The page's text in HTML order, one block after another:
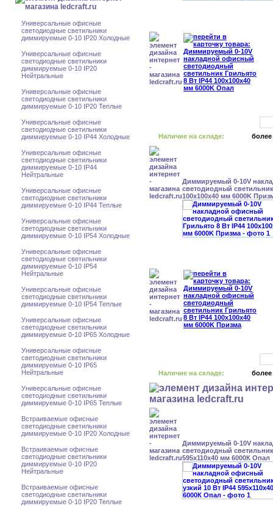
Универсальные офисные
светодиодные светильники
диммируемые 0-10 IP20 Холодные
Универсальные офисные
светодиодные светильники
диммируемые 0-10 IP20
Нейтральные
Универсальные офисные
светодиодные светильники
диммируемые 0-10 IP20 Теплые
Универсальные офисные
светодиодные светильники
диммируемые 0-10 IP44 Холодные
Универсальные офисные
светодиодные светильники
диммируемые 0-10 IP44
Нейтральные
Универсальные офисные
светодиодные светильники
диммируемые 0-10 IP44 Теплые
Универсальные офисные
светодиодные светильники
диммируемые 0-10 IP54 Холодные
Универсальные офисные
светодиодные светильники
диммируемые 0-10 IP54
Нейтральные
Универсальные офисные
светодиодные светильники
диммируемые 0-10 IP54 Теплые
Универсальные офисные
светодиодные светильники
диммируемые 0-10 IP65 Холодные
Универсальные офисные
светодиодные светильники
диммируемые 0-10 IP65
Нейтральные
Универсальные офисные
светодиодные светильники
диммируемые 0-10 IP65 Теплые
Встраиваемые офисные
светодиодные светильники
диммируемые 0-10 IP20 Холодные
Встраиваемые офисные
светодиодные светильники
диммируемые 0-10 IP20
Нейтральные
Встраиваемые офисные
светодиодные светильники
диммируемые 0-10 IP20 Теплые
Наличие на складе: более
Диммируемый 0-10V
светодиодный
100x100x40 мм 6000K
Наличие на складе: более
Диммируемый 0-10V
светодиодный светильник
595x110x40 мм 6000К Опал